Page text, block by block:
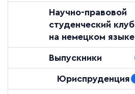
Научно-правовой
студенческий клуб
на немецком языке
Выпускники
Юриспруденция